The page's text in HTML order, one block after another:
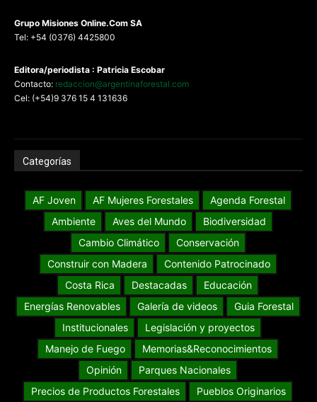
Grupo Misiones Online.Com SA
Tel: +54 (0376) 4425800
Editora/periodista : Patricia Escobar
Contacto: redaccion@argentinaforestal.com
Cel: (+54)9 376 15 4 131636
Categorías
AF Joven AF Mujeres Forestales
Agenda Forestal
Ambiente
Aves del Mundo
Biodiversidad
Cambio Climático
Conservación
Construir con Madera
Contenido Patrocinado
Costa Rica
Destacadas
Educación
Energías Renovables
Galería de videos
Guia Forestal
Institucionales
Legislación y proyectos
Manejo de Fuego
Memorias&Reconocimientos
Opinión
Parques Nacionales
Precios de Productos Forestales
Pueblos Originarios